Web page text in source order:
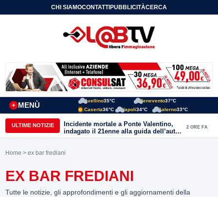
CHI SIAMOCONTATTIPUBBLICITÀCERCA
MENÙ
+
Avellino35°C Benevento37°C
Caserta36°C Napoli34°C Salerno33°C
ULTIME NOTIZIE
Incidente mortale a Ponte Valentino,
indagato il 21enne alla guida dell’auto:
ipotesi di duplice omicidio stradale
2 ORE FA
Home > ex bar frediani
EX BAR FREDIANI
Tutte le notizie, gli approfondimenti e gli aggiornamenti della